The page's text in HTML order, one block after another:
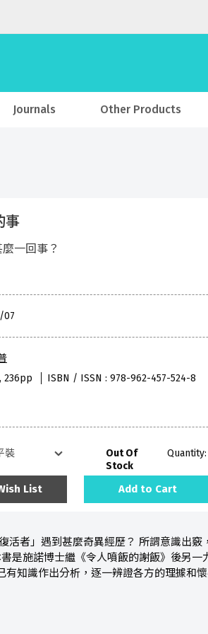
Journals Other Products
事
一回事？
07
236pp
ISBN / ISSN : 978-962-457-524-8
Out Of
Stock
Quantity:
List Add to Cart
活者」遇到甚麼奇異經歷？ 所謂意識出
是施諾博士繼《令人噴飯的謝飯》後另
有知識作出分析，逐一辨證各方的理據和